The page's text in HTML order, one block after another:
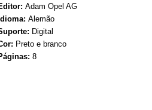
Adam Opel AG
Idioma: Alemão
Digital
Preto e branco
8